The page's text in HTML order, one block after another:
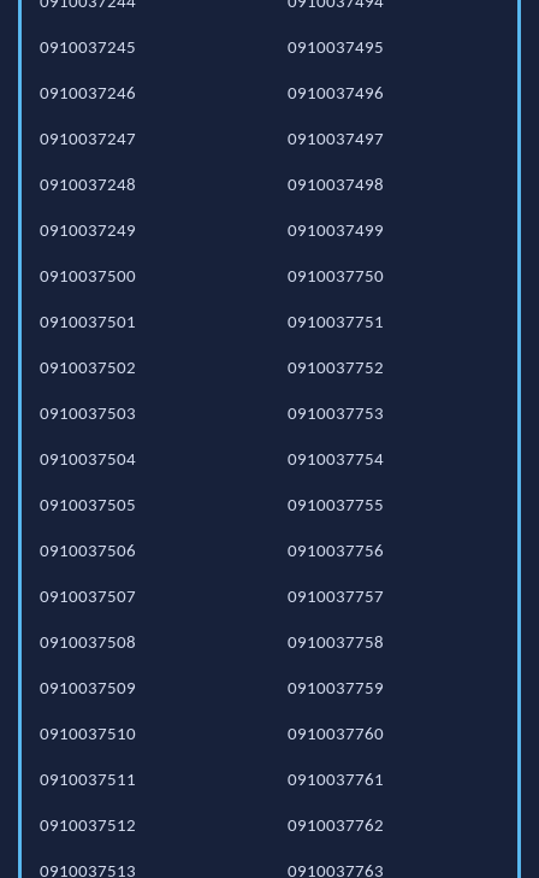
0910037245
0910037246
0910037247
0910037248
0910037249
0910037495
0910037496
0910037497
0910037498
0910037499
0910037500
0910037501
0910037502
0910037503
0910037504
0910037505
0910037506
0910037507
0910037508
0910037509
0910037510
0910037511
0910037512
0910037513
0910037750
0910037751
0910037752
0910037753
0910037754
0910037755
0910037756
0910037757
0910037758
0910037759
0910037760
0910037761
0910037762
0910037763